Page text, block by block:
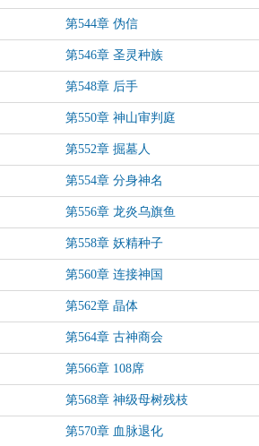
第544章 伪信
第546章 圣灵种族
第548章 后手
第550章 神山审判庭
第552章 掘墓人
第554章 分身神名
第556章 龙炎乌旗鱼
第558章 妖精种子
第560章 连接神国
第562章 晶体
第564章 古神商会
第566章 108席
第568章 神级母树残枝
第570章 血脉退化